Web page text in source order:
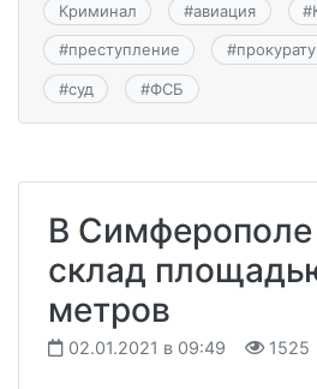
Криминал #авиация #
#преступление #
#суд #ФСБ
В Симферополе
склад
метров
02.01.2021 в 09:49 1525